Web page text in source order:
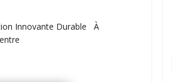
Innovante Durable À